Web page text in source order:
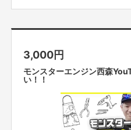
を保証します。
でもプロジェクトの実行を中止する
■参加する権利の転売や譲渡は禁止
のみが参加できます。
【オンラインのリターンについての注
■オンライン会議ツールで参加者全
ご参加いただきます。直接お会いす
3,000円
モンスターエンジン西森
い！！